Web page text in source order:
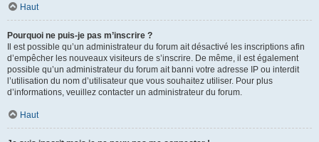
Haut
Pourquoi ne puis-je pas m’inscrire ?
Il est possible qu’un administrateur du forum ait désactivé les inscriptions afin
d’empêcher les nouveaux visiteurs de s’inscrire. De même, il est également
possible qu’un administrateur du forum ait banni votre adresse IP ou interdit
l’utilisation du nom d’utilisateur que vous souhaitez utiliser. Pour plus
d’informations, veuillez contacter un administrateur du forum.
Haut